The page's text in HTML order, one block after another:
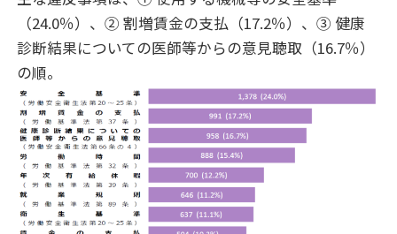
（24.0％）、② 割増賃金の支払（17.2％）、③ 健康
診断結果についての医師等からの意見聴取（16.7％）
の順。